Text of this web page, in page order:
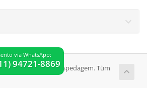
Streaming e Hospedagem. Tüm
via WhatsApp:
94721-8869